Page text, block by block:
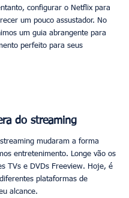
configurar o Netflix para
um pouco assustador. No
um guia abrangente para
perfeito para seus
do streaming
mudaram a forma
entretenimento. Longe vão os
TVs e DVDs Freeview. Hoje, é
plataformas de
alcance.